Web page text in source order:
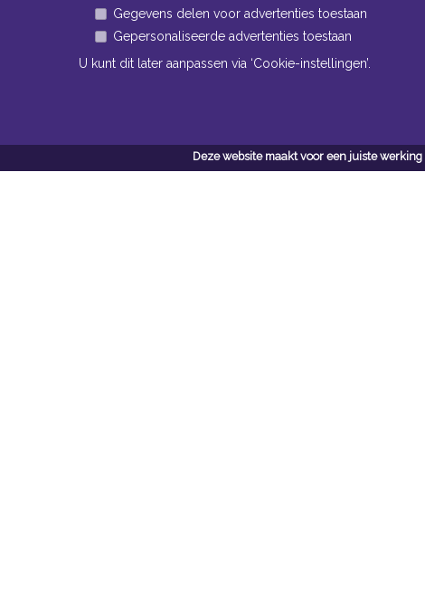
Deze website maakt voor een juiste
Gegevens delen voor advertenties toestaan
Gepersonaliseerde advertenties toestaan
U kunt dit later aanpassen via ‘Cookie-instellingen’.